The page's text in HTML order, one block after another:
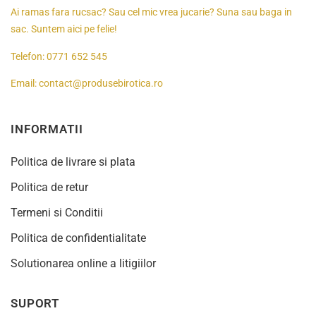
Ai ramas fara rucsac? Sau cel mic vrea jucarie? Suna sau baga in
sac. Suntem aici pe felie!
Telefon:0771 652 545
Email:contact@produsebirotica.ro
INFORMATII
Politica de livrare si plata
Politica de retur
Termeni si Conditii
Politica de confidentialitate
Solutionarea online a litigiilor
SUPORT